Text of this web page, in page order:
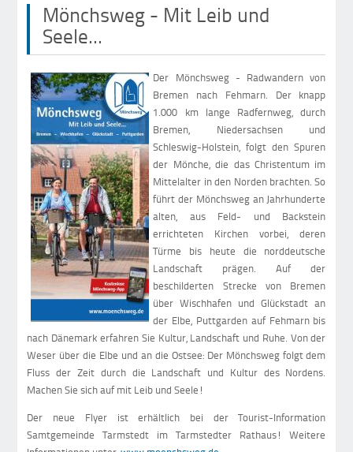
Mönchsweg - Mit Leib und
Seele...
Der Mönchsweg - Radwandern von
Bremen nach Fehmarn. Der knapp
1.000 km lange Radfernweg, durch
Bremen, Niedersachsen und
Schleswig-Holstein, folgt den Spuren
der Mönche, die das Christentum im
Mittelalter in den Norden brachten. So
führt der Mönchsweg an Jahrhunderte
alten, aus Feld- und Backstein
errichteten Kirchen vorbei, deren
Türme bis heute die norddeutsche
Landschaft prägen. Auf der
beschilderten Strecke von Bremen
über Wischhafen und Glückstadt an
der Elbe, Puttgarden auf Fehmarn bis
nach Dänemark erfahren Sie Kultur, Landschaft und Ruhe. Von der
Weser über die Elbe und an die Ostsee: Der Mönchsweg folgt dem
Fluss der Zeit durch die Landschaft und Kultur des Nordens.
Machen Sie sich auf mit Leib und Seele!
Der neue Flyer ist erhältlich bei der Tourist-Information
Samtgemeinde Tarmstedt im Tarmstedter Rathaus! Weitere